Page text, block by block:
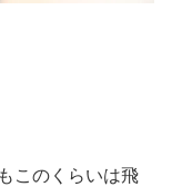
このくらいは飛